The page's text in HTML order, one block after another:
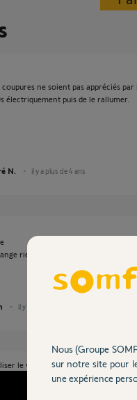
ne soient pas appréciés par
électriquement puis de le rallumer.
N. il y a plus de 4 ans
rien
il y a plus de 4 ans
le volet.
Nous (Groupe
sur notre site pour
une expérience